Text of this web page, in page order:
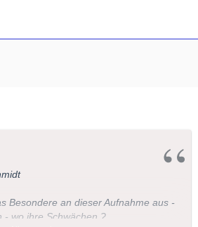
Besondere an dieser Aufnahme aus -
- wo ihre Schwächen ?